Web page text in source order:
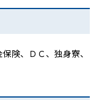
険、ＤＣ、独身寮、